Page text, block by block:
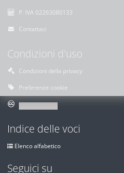
P. IVA 02263080133
Contattaci
Condizioni d'uso
Condizioni della privacy
Preferenze cookie
Indice delle voci
Elenco alfabetico
Seguici su